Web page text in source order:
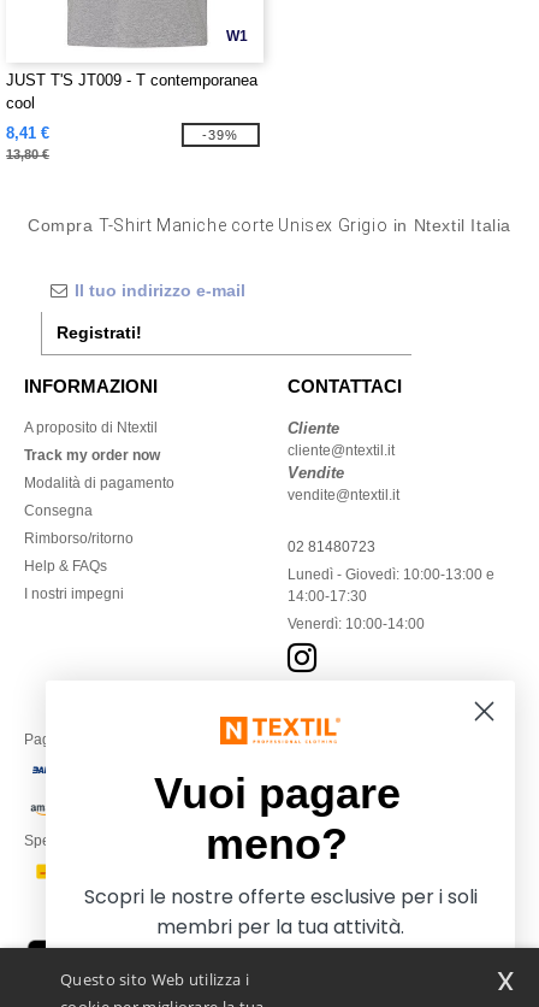
W1
JUST T'S JT009 - T contemporanea
cool
8,41 €
13,80 €
-39%
CompraT-Shirt Maniche corte Unisex Grigio in Ntextil Italia
Registrati!
INFORMAZIONI
A proposito di Ntextil
Track my order now
Modalità di pagamento
Consegna
Rimborso/ritorno
Help & FAQs
I nostri impegni
CONTATTACI
Cliente
cliente@ntextil.it
Vendite
vendite@ntextil.it
02 81480723
Lunedì - Giovedì: 10:00-13:00 e
14:00-17:30
Venerdì: 10:00-14:00
Paga con
Spediamo con
Questo sito Web utilizza i
x
Vuoi pagare
meno?
Scopri le nostre offerte esclusive per i soli
membri per la tua attività.